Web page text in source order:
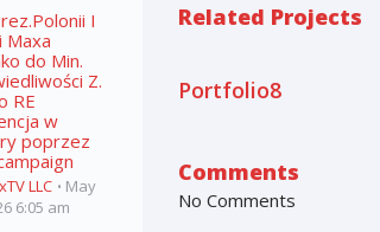
Related Projects
Portfolio8
Comments
No Comments
I
Maxa
do Min.
Z.
RE
w
poprzez
LLC
May
6:05 am